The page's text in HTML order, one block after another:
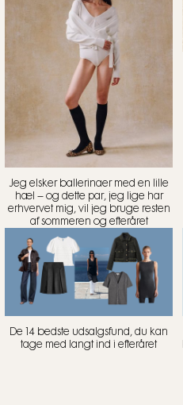
Jeg elsker ballerinaer med en lille
hæl – og dette par, jeg lige har
erhvervet mig, vil jeg bruge resten
af sommeren og efteråret
De 14 bedste udsalgsfund, du kan
tage med langt ind i efteråret